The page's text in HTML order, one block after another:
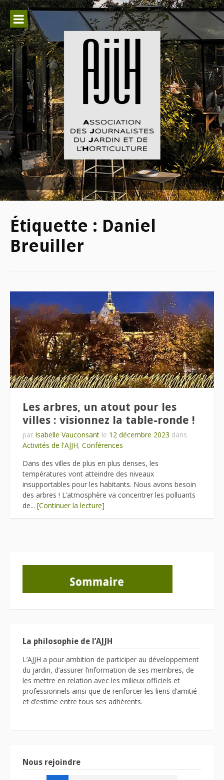
Aller
au
contenu
Association des Journalistes du
Jardin et de l'Horticulture
Étiquette : Daniel
Breuiller
Les arbres, un atout pour les
villes : visionnez la table-ronde !
par Isabelle Vauconsant le 12 décembre 2023 dans
Activités de l'AJJH, Conférences
Dans des villes de plus en plus denses, les
températures vont atteindre des niveaux
insupportables pour les habitants. Nous avons besoin
des arbres ! L’atmosphère va concentrer les polluants
de... [Continuer la lecture]
La philosophie de l’AJJH
L’AJJH a pour ambition de participer au développement
du jardin, d’assurer l’information de ses membres, de
les mettre en relation avec les milieux officiels et
professionnels ainsi que de renforcer les liens d’amitié
et d’estime entre tous ses adhérents.
Nous rejoindre